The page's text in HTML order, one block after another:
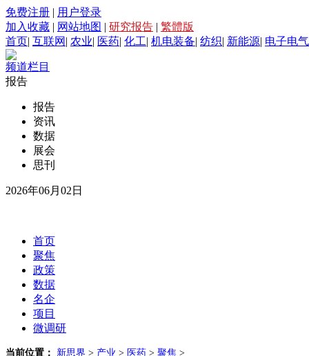
免费注册 | 用户登录
加入收藏 | 网站地图 | 研究报告 | 繁體版
首页| 互联网 | 农业| 医药| 化工| 机电装备| 纺织| 新能源| 电子电气
频道栏目
报告
报告
资讯
数据
展会
思刊
2026年06月02日
首页
聚焦
政策
数据
名企
项目
微调研
当前位置： 新思界 > 产业 > 医药 > 聚焦 >